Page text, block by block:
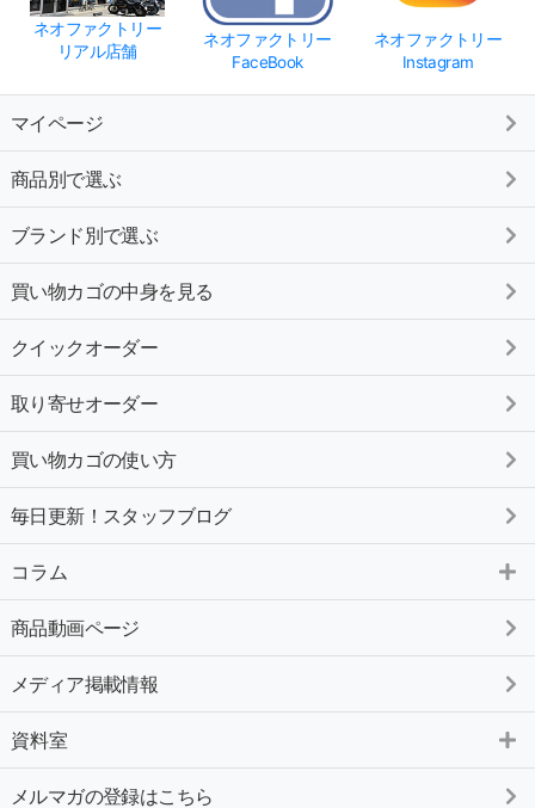
ネオファクトリー
リアル店舗
ネオファクトリー
FaceBook
ネオファクトリー
Instagram
マイページ
商品別で選ぶ
ブランド別で選ぶ
買い物カゴの中身を見る
クイックオーダー
取り寄せオーダー
買い物カゴの使い方
毎日更新！スタッフブログ
コラム
商品動画ページ
メディア掲載情報
資料室
メルマガの登録はこちら